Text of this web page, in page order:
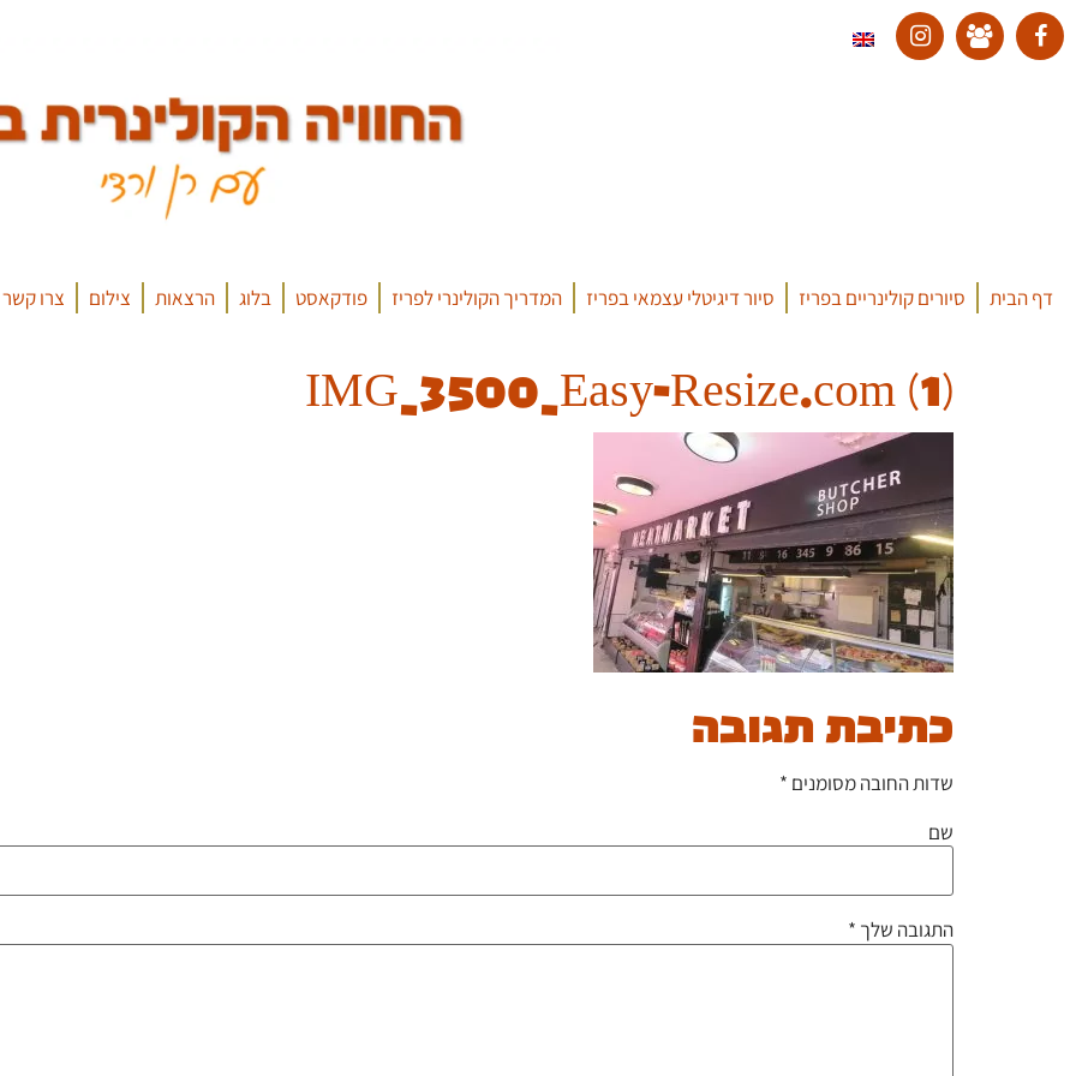
דף הבית סיורים קולינריים בפריז סיור דיגיטלי עצמאי בפריז המדריך הקולינרי לפריז פודקאסט בלוג הרצאות צילום צרו קשר
IMG_3500_Easy-Resize.com (1)
כתיבת תגובה
שדות החובה מסומנים *
שם
התגובה שלך *